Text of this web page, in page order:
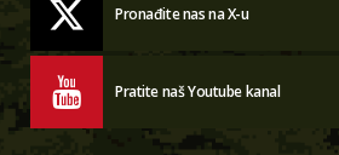
Pronađite nas na X-u
Pratite naš Youtube kanal